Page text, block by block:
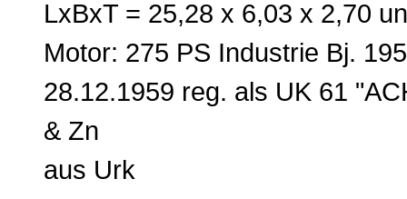
LxBxT = 25,28 x 6,03 x 2,70
Motor: 275 PS Industrie Bj.
28.12.1959 reg. als UK 61
& Zn
aus Urk